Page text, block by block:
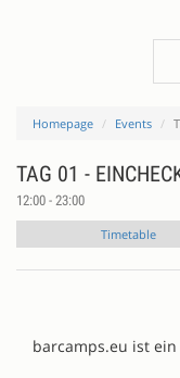
Homepage Events
TAG 01 -
12:00 - 23:00
Timetable
barcamps.eu ist